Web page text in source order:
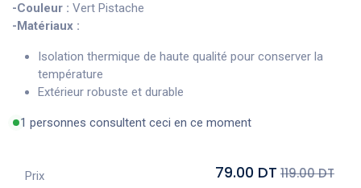
-Couleur : Vert Pistache
-Matériaux :
Isolation thermique de haute qualité pour conserver la
température
Extérieur robuste et durable
1 personnes consultent ceci en ce moment
Prix 79.00 DT 119.00 DT